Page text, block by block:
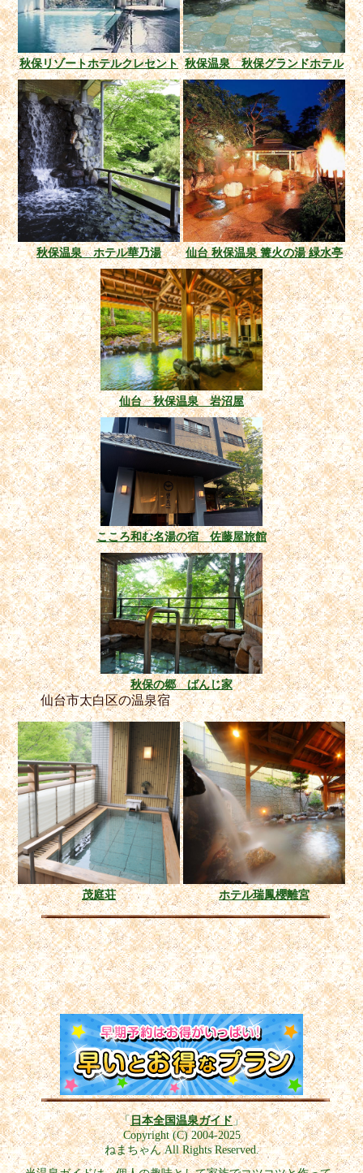
秋保リゾートホテルクレセント 秋保温泉 秋保グランドホテル
秋保温泉 ホテル華乃湯 仙台 秋保温泉 篝火の湯 緑水亭
仙台 秋保温泉 岩沼屋
こころ和む名湯の宿 佐藤屋旅館
秋保の郷 ばんじ家
仙台市太白区の温泉宿
茂庭荘 ホテル瑞鳳櫻離宮
「日本全国温泉ガイド」
Copyright (C) 2004-2025
ねまちゃん All Rights Reserved.